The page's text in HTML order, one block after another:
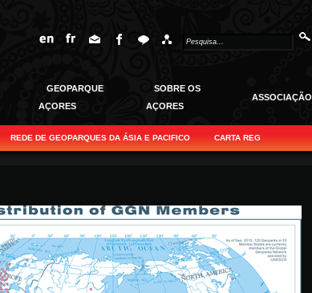
GEOPARQUE
AÇORES
SOBRE OS
AÇORES
ASSOCIAÇÃO
REDE DE GEOPARQUES DA ÁSIA E PACIFICO CARTA REG